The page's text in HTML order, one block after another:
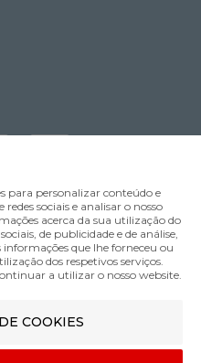
para personalizar conteúdo e
sociais e analisar o nosso
acerca da sua utilização do
de publicidade e de análise,
que lhe forneceu ou
dos respetivos serviços.
a utilizar o nosso website.
COOKIES